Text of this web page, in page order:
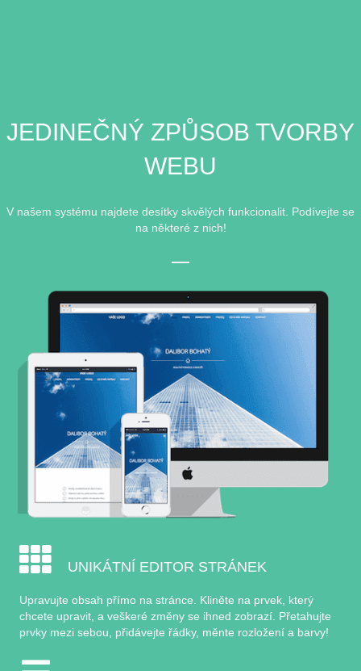
JEDINEČNÝ ZPŮSOB TVORBY
WEBU
V našem systému najdete desítky skvělých funkcionalit. Podívejte se
na některé z nich!
UNIKÁTNÍ EDITOR STRÁNEK
Upravujte obsah přímo na stránce. Kliněte na prvek, který
chcete upravit, a veškeré změny se ihned zobrazí. Přetahujte
prvky mezi sebou, přidávejte řádky, měnte rozložení a barvy!